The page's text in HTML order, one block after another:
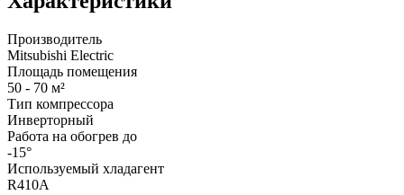
Производитель
Mitsubishi Electric
Площадь помещения
50 - 70 м²
Тип компрессора
Инверторный
Работа на обогрев до
-15°
Используемый хладагент
R410A